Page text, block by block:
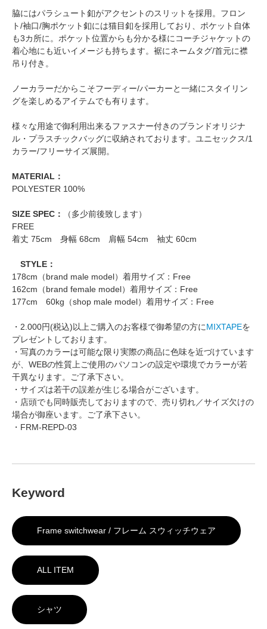
脇にはパラシュート釦がアクセントのスリットを採用。フロン
ト/袖口/胸ポケット釦には猫目釦を採用しており、ポケット自体
も3カ所に。ポケット位置からも分かる様にコーチジャケットの
着心地にも近いイメージも持ちます。裾にネームタグ/首元に襟
吊り付き。
ノーカラーだからこそフーディー/パーカーと一緒にスタイリン
グを楽しめるアイテムでも有ります。
様々な用途で御利用出来るファスナー付きのブランドオリジナ
ル・プラスチックバッグに収納されております。ユニセックス/1
カラー/フリーサイズ展開。
MATERIAL：
POLYESTER 100%
SIZE SPEC：
（多少前後致します）
FREE
着丈 75cm 身幅 68cm 肩幅 54cm 袖丈 60cm
STYLE：
178cm（brand male model）着用サイズ：Free
162cm（brand female model）着用サイズ：Free
177cm 60kg（shop male model）着用サイズ：Free
・2.000円(税込)以上ご購入のお客様で御希望の方にMIXTAPEを
プレゼントしております。
・写真のカラーは可能な限り実際の商品に色味を近づけています
が、WEBの性質上ご使用のパソコンの設定や環境でカラーが若
干異なります。ご了承下さい。
・サイズは若干の誤差が生じる場合がございます。
・店頭でも同時販売しておりますので、売り切れ／サイズ欠けの
場合が御座います。ご了承下さい。
・FRM-REPD-03
Keyword
Frame switchwear / フレーム スウィッチウェア
ALL ITEM
シャツ